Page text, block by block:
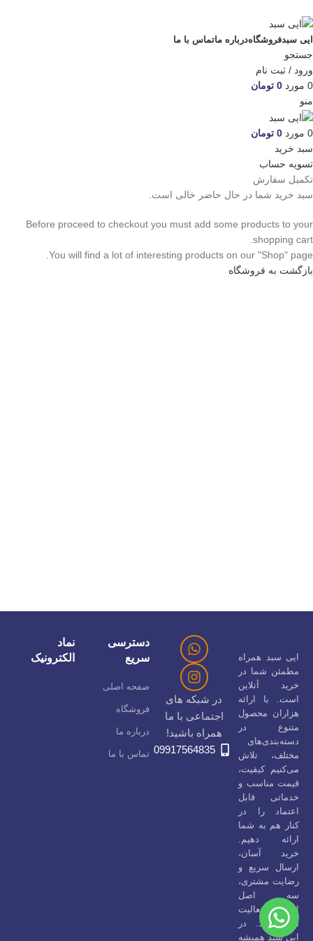
ایی سبدفروشگاهدرباره ماتماس با ما
جستجو
ورود / ثبت نام
0 مورد 0 تومان
منو
0 مورد 0 تومان
سبد خرید
تسویه حساب
تکمیل سفارش
سبد خرید شما در حال حاضر خالی است.
Before proceed to checkout you must add some products to your
shopping cart.
You will find a lot of interesting products on our "Shop" page.
بازگشت به فروشگاه
ایی سبد همراه
مطمئن شما در
خرید آنلاین
است. با ارائه
هزاران محصول
متنوع در
دسته‌بندی‌های
مختلف، تلاش
می‌کنیم کیفیت،
قیمت مناسب و
خدماتی قابل
اعتماد را در
کنار هم به شما
ارائه دهیم.
خرید آسان،
ارسال سریع و
رضایت مشتری،
سه اصل
اساسی فعالیت
ما هستند. در
ایی سبد همیشه
در شبکه های
اجتماعی با ما
همراه باشید!
09917564835
دسترسی
سریع
صفحه اصلی
فروشگاه
درباره ما
تماس با ما
نماد
الکترونیک